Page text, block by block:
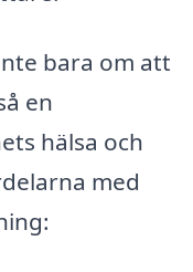
bara om att
en
hälsa och
med